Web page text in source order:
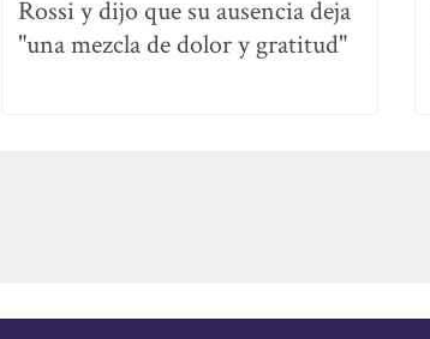
Rossi y dijo que su ausencia deja
"una mezcla de dolor y gratitud"